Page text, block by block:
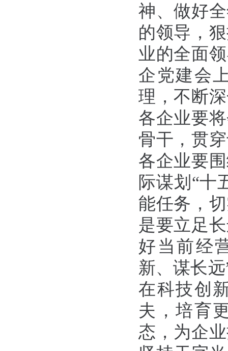
神、做好
的领导，
业的全面
企党建会
理，不断
各企业要
骨干，贯
各企业要
际谋划“十
能任务，
是要立足
好当前经
新、谋长
在科技创
夫，培育
态，为企